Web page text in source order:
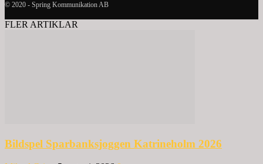
© 2020 - Spring Kommunikation AB
FLER ARTIKLAR
Bildspel Sparbanksjoggen Katrineholm 2026